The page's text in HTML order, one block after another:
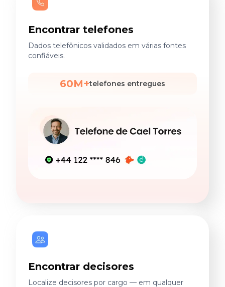
Encontrar telefones
Dados telefônicos validados em várias fontes
confiáveis.
60M+telefones entregues
Encontrar decisores
Localize decisores por cargo — em qualquer